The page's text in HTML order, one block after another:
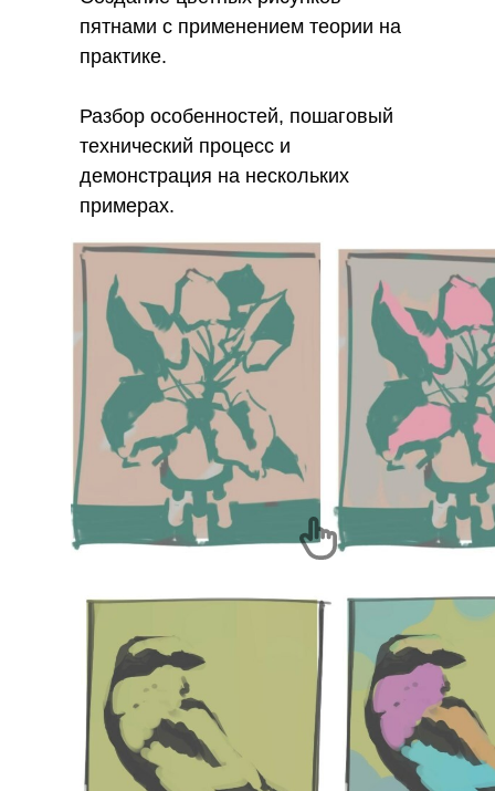
пятнами с применением теории на
практике.
Разбор особенностей, пошаговый
технический процесс и
демонстрация на нескольких
примерах.